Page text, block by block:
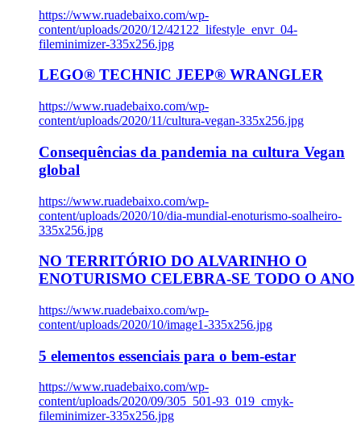
https://www.ruadebaixo.com/wp-
content/uploads/2020/12/42122_lifestyle_envr_04-
fileminimizer-335x256.jpg
LEGO® TECHNIC JEEP® WRANGLER
https://www.ruadebaixo.com/wp-
content/uploads/2020/11/cultura-vegan-335x256.jpg
Consequências da pandemia na cultura Vegan
global
https://www.ruadebaixo.com/wp-
content/uploads/2020/10/dia-mundial-enoturismo-soalheiro-
335x256.jpg
NO TERRITÓRIO DO ALVARINHO O
ENOTURISMO CELEBRA-SE TODO O ANO
https://www.ruadebaixo.com/wp-
content/uploads/2020/10/image1-335x256.jpg
5 elementos essenciais para o bem-estar
https://www.ruadebaixo.com/wp-
content/uploads/2020/09/305_501-93_019_cmyk-
fileminimizer-335x256.jpg